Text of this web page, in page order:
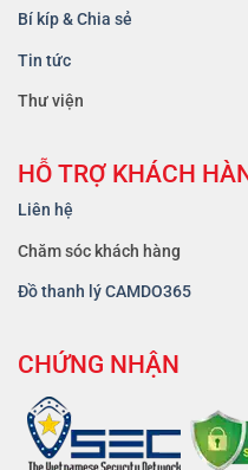
Bí kíp & Chia sẻ
Tin tức
Thư viện
HỖ TRỢ KHÁCH
Liên hệ
Chăm sóc khách hàng
Đồ thanh lý CAMDO365
CHỨNG NHẬN